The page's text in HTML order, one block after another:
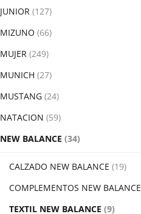
JUNIOR (127)
MIZUNO (66)
MUJER (249)
MUNICH (27)
MUSTANG (24)
NATACION (59)
NEW BALANCE (34)
CALZADO NEW BALANCE (19)
COMPLEMENTOS NEW BALANCE
TEXTIL NEW BALANCE (9)